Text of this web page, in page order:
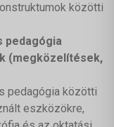
közötti
pedagógia
(megközelítések,
pedagógia közötti
eszközökre,